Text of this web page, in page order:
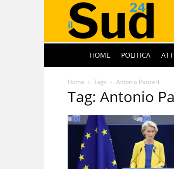
HOME POLITICA
Home Tags Antonio Panzeri
Tag: Antonio